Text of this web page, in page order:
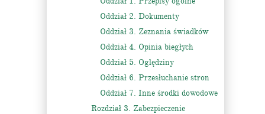
Oddział 2. Dokumenty
Oddział 3. Zeznania świadków
Oddział 4. Opinia biegłych
Oddział 5. Oględziny
Oddział 6. Przesłuchanie stron
Oddział 7. Inne środki dowodowe
Rozdział 3. Zabezpieczenie